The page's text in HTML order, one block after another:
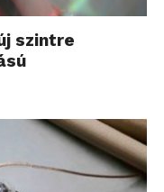
szintre